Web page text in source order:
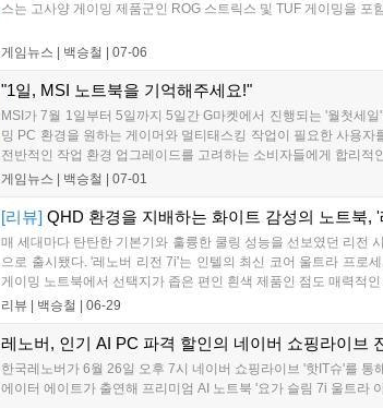
스는 고사양 게이밍 제품군인 ROG 스트릭스 및 TUF 게이밍을
게임뉴스 | 백승철 07-06
"1일, MSI 노트북을 기억해주세요!"
MSI가 7월 1일부터 5일까지 5일간 G마켓에서 진행되는 '월첫세
밍 PC 환경을 원하는 게이머와 멀티태스킹 작업이 필요한 사용
전반적인 작업 환경 업그레이드를 고려하는 소비자들에게 합리적
게임뉴스 | 백승철 07-01
[리뷰] QHD 환경을 지배하는 화이트 감성의 노트북,
매 세대마다 탄탄한 기본기와 훌륭한 쿨링 성능을 선보였던 리전
으로 출시됐다. '레노버 리전 7i'는 인텔의 최신 코어 울트라 프로
게이밍 노트북에서 선택지가 좁은 편인 흰색 제품인 점도 매력적
리뷰 | 백승철 06-29
레노버, 인기 AI PC 파격 할인의 네이버 쇼핑라이브
한국레노버가 6월 26일 오후 7시 네이버 쇼핑라이브 '핫IT슈'를
에이터 에이트가 출연해 프리미엄 AI 노트북 '요가 슬림 7i 울트라